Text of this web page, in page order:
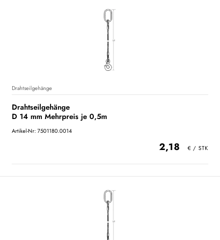
Drahtseilgehänge
Drahtseilgehänge
D 14 mm Mehrpreis je 0,5m
Artikel-Nr: 7501180.0014
2,18